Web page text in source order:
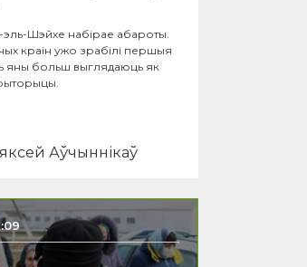
Шэйхе набірае абароты.
краін ужо зрабілі першыя
яны больш выглядаюць як
Аўчыннікаў